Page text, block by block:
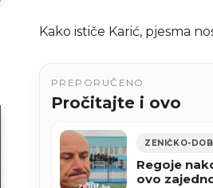
Kako ističe Karić, pjesma
PREPORUČENO
Pročitajte i ovo
ZENIČKO-
Regoje
ovo